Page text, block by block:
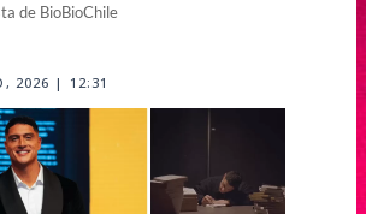
de BioBioChile
2026 | 12:31